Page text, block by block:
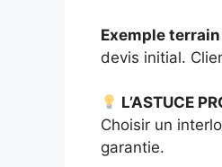
Exemple terrain
devis initial.
L’ASTUCE
Choisir un
garantie.